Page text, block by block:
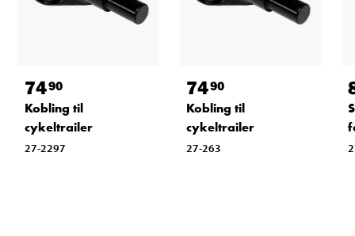
7490
Kobling til
cykeltrailer
27-2297
7490
Kobling til
cykeltrailer
27-263